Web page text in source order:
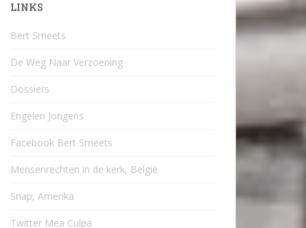
LINKS
Bert Smeets
De Weg Naar Verzoening
Dossiers
Engelen Jongens
Facebook Bert Smeets
Mensenrechten in de kerk, België
Snap, Amerika
Twitter Mea Culpa